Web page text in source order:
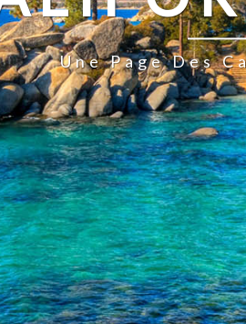
Une Page Des